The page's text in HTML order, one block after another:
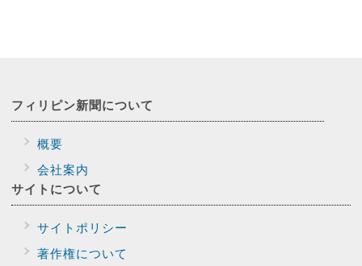
フィリピン新聞について
概要
会社案内
サイトについて
サイトポリシー
著作権について